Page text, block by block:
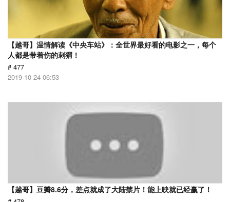
【越哥】温情解读《中央车站》：全世界最好看的电影之一，每个
人都是带着伤的刺猬！
# 477
2019-10-24 06:53
【越哥】豆瓣8.6分，差点就成了大陆禁片！能上映就已经赢了！